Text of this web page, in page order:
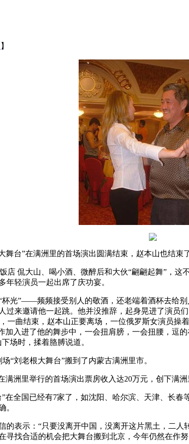
】
舞台”在满洲里的首场演出圆满结束，赵本山也结束
店 侃大山、喝小酒、微醉后和大伙“翩翩起舞”，
年轻演员一起出席了庆功宴。
光”——频频接受别人的敬酒，还老端着酒杯去给
过来邀请他一起跳。他并没推辞，起身晃进了演员
一曲结束，赵本山正要离场，一位俄罗斯女演员
加入进了他的舞步中，一会扭肩膀，一会扭腰，
场时，揉着胳膊说道。
“刘老根大舞台”搬到了内蒙古满洲里市。
洲里举行的首场演出票房收入达20万元，创下满
在全国已经有7家了，如沈阳、哈尔滨、天津、长
。
的表示：“只要没离开中国，没离开这片黑土，二
找合适的机会把大舞台搬到北京，今年仍然在作